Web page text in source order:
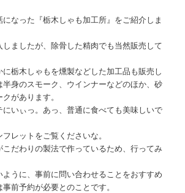
なった『栃木しゃも加工所』をご紹介しま
ましたが、除骨した精肉でも当然販売して
栃木しゃもを燻製などした加工品も販売し
身のスモーク、ウインナーなどのほか、砂
があります。
にいぃっ。あっ、普通に食べても美味しいで
レットをご覧くださいな。
だわりの製法で作っているため、行ってみ
うに、事前に問い合わせることをおすすめ
前予約が必要とのことです。